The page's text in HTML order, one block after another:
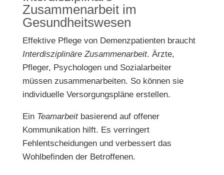
Zusammenarbeit im
Gesundheitswesen
Effektive Pflege von Demenzpatienten braucht
Interdisziplinäre Zusammenarbeit. Ärzte,
Pfleger, Psychologen und Sozialarbeiter
müssen zusammenarbeiten. So können sie
individuelle Versorgungspläne erstellen.
Ein Teamarbeitbasierend auf offener
Kommunikation hilft. Es verringert
Fehlentscheidungen und verbessert das
Wohlbefinden der Betroffenen.